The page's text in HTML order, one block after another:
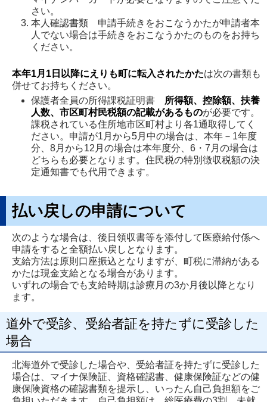
さい。
本人確認書類 申請手続きをおこなうかたが申請者本
人でない場合は手続きをおこなうかたのものをお持ち
ください。
本年1月1日以降にえりも町に転入されたかたは次の書類も
併せてお持ちください。
保護者全員の所得課税証明書 所得額、控除額、扶養
人数、市区町村民税額の記載があるものが必要です。
課税されている住所地市区町村より各1通取得してく
ださい。申請が1月から5月中の場合は、本年－1年度
分、8月から12月の場合は本年度分、6・7月の場合は
どちらも必要となります。住民税の特別徴収税額の決
定通知書でも代用できます。
払い戻しの申請について
次のような場合は、後日領収書等を添付して医療給付係へ
申請をすると全額払い戻しとなります。
支給方法は原則口座振込となりますが、町税に滞納がある
かたは現金支給となる場合があります。
いずれの場合でも支給時期は診療月の3か月後以降となり
ます。
道外で受診、受給者証を持たずに受診した
場合
北海道外で受診した場合や、受給者証を持たずに受診した
場合は、マイナ保険証、資格確認書、健康保険証などの健
康保険資格の確認書類を提示し、いったん自己負担額をご